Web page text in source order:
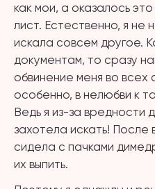
как мои, а оказалось
лист. Естественно, я не
искала совсем другое.
документам, то сразу
обвинение меня во всех
особенно, в нелюбви к
Ведь я из-за вредности
захотела искать! После
сидела с пачками
их выпить.